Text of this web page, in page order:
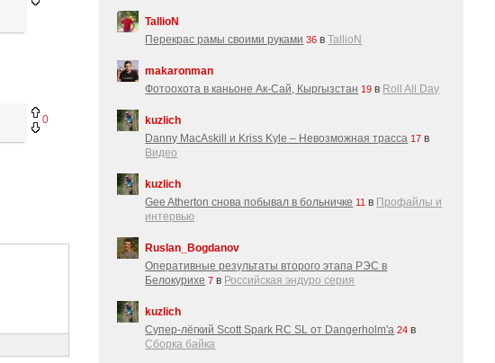
0
TallioN
Перекрас рамы своими руками 36 вTallioN
makaronman
Фотоохота в каньоне Ак-Cай, Кыргызстан 19 в Roll All Day
kuzlich
Danny MacAskill и Kriss Kyle – Невозможная трасса 17 в
Видео
kuzlich
Gee Atherton снова побывал в больничке 11 в Профайлы и
интервью
Ruslan_Bogdanov
Оперативные результаты второго этапа РЭС в
Белокурихе 7 в Российская эндуро серия
kuzlich
Супер-лёгкий Scott Spark RC SL от Dangerholm'a 24 в
Сборка байка